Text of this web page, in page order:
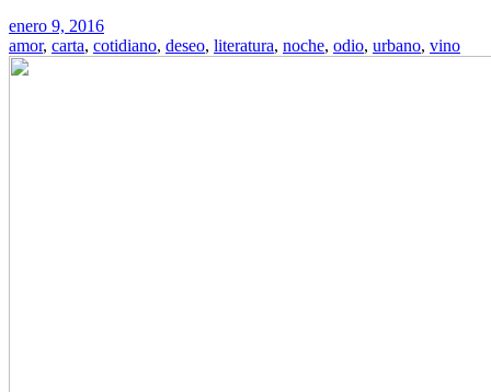
enero 9, 2016
amor, carta, cotidiano, deseo, literatura, noche, odio, urbano, vino